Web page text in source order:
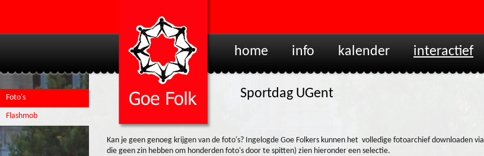
home info kalender interactief
Foto's
Flashmob
Sportdag UGent
Kan je geen genoeg krijgen van de foto's? Ingelogde Goe Folkers kunnen het volledige fotoarchief downloaden via
die geen zin hebben om honderden foto's door te spitten) zien hieronder een selectie.